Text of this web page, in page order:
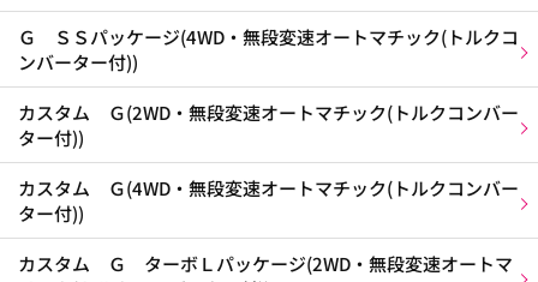
Ｇ ＳＳパッケージ(4WD・無段変速オートマチック(トルクコ
ンバーター付))
カスタム Ｇ(2WD・無段変速オートマチック(トルクコンバー
ター付))
カスタム Ｇ(4WD・無段変速オートマチック(トルクコンバー
ター付))
カスタム Ｇ ターボＬパッケージ(2WD・無段変速オートマ